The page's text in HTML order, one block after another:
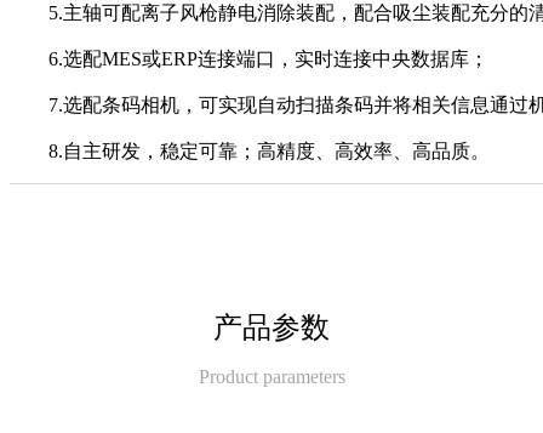
5.主轴可配离子风枪静电消除装配，配合吸尘装配充分的
6.选配MES或ERP连接端口，实时连接中央数据库；
7.选配条码相机，可实现自动扫描条码并将相关信息通过
8.自主研发，稳定可靠；高精度、高效率、高品质。
产品参数
Product parameters